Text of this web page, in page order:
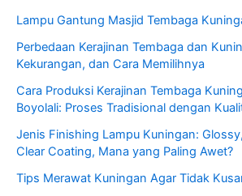
Lampu Gantung Masjid Tembaga
Perbedaan Kerajinan Tembaga dan
Kekurangan, dan Cara Memilihnya
Cara Produksi Kerajinan Tembaga
Boyolali: Proses Tradisional dengan
Jenis Finishing Lampu Kuningan:
Clear Coating, Mana yang Paling Awet?
Tips Merawat Kuningan Agar Tidak